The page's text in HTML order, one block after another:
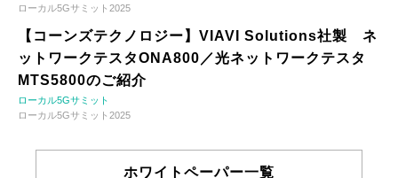
ローカル5Gサミット2025
【コーンズテクノロジー】VIAVI Solutions社製 ネ
ットワークテスタONA800／光ネットワークテスタ
MTS5800のご紹介
ローカル5Gサミット
ローカル5Gサミット2025
ホワイトペーパー一覧